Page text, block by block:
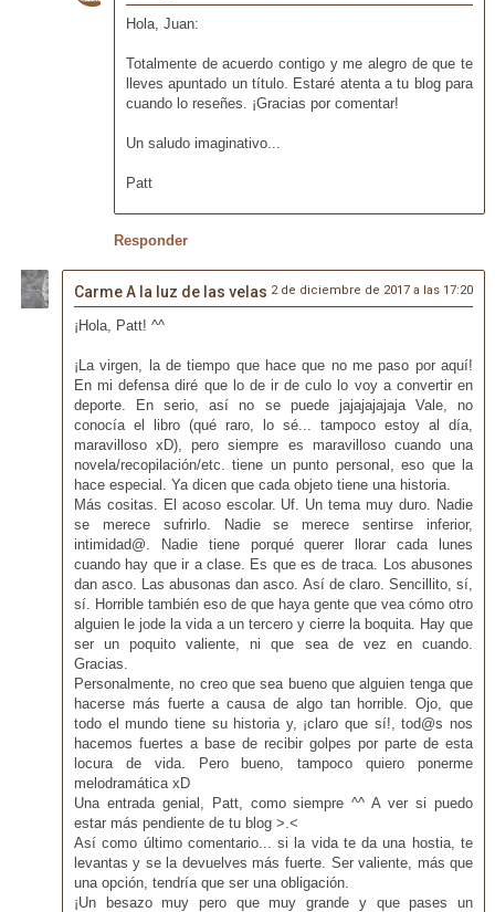
Hola, Juan:
Totalmente de acuerdo contigo y me alegro de que te
lleves apuntado un título. Estaré atenta a tu blog para
cuando lo reseñes. ¡Gracias por comentar!
Un saludo imaginativo...
Patt
Responder
Carme A la luz de las velas 2 de diciembre de 2017 a las 17:20
¡Hola, Patt! ^^
¡La virgen, la de tiempo que hace que no me paso por aquí!
En mi defensa diré que lo de ir de culo lo voy a convertir en
deporte. En serio, así no se puede jajajajajaja Vale, no
conocía el libro (qué raro, lo sé... tampoco estoy al día,
maravilloso xD), pero siempre es maravilloso cuando una
novela/recopilación/etc. tiene un punto personal, eso que la
hace especial. Ya dicen que cada objeto tiene una historia.
Más cositas. El acoso escolar. Uf. Un tema muy duro. Nadie
se merece sufrirlo. Nadie se merece sentirse inferior,
intimidad@. Nadie tiene porqué querer llorar cada lunes
cuando hay que ir a clase. Es que es de traca. Los abusones
dan asco. Las abusonas dan asco. Así de claro. Sencillito, sí,
sí. Horrible también eso de que haya gente que vea cómo otro
alguien le jode la vida a un tercero y cierre la boquita. Hay que
ser un poquito valiente, ni que sea de vez en cuando.
Gracias.
Personalmente, no creo que sea bueno que alguien tenga que
hacerse más fuerte a causa de algo tan horrible. Ojo, que
todo el mundo tiene su historia y, ¡claro que sí!, tod@s nos
hacemos fuertes a base de recibir golpes por parte de esta
locura de vida. Pero bueno, tampoco quiero ponerme
melodramática xD
Una entrada genial, Patt, como siempre ^^ A ver si puedo
estar más pendiente de tu blog >.<
Así como último comentario... si la vida te da una hostia, te
levantas y se la devuelves más fuerte. Ser valiente, más que
una opción, tendría que ser una obligación.
¡Un besazo muy pero que muy grande y que pases un